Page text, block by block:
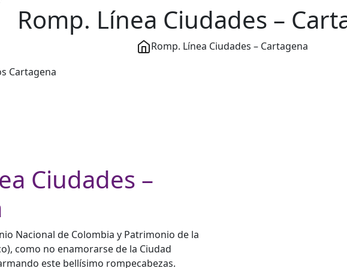
Romp. Línea Ciudades –
Romp. Línea Ciudades – Cartagena
Ciudades –
Nacional de Colombia y Patrimonio de la
como no enamorarse de la Ciudad
este bellísimo rompecabezas.